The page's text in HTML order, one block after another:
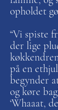
opholdet
“Vi spiste
der lige
på en
begynder
og køre
‘Whaaat,